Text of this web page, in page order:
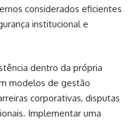
considerados eficientes
institucional e
dentro da própria
modelos de gestão
corporativas, disputas
Implementar uma